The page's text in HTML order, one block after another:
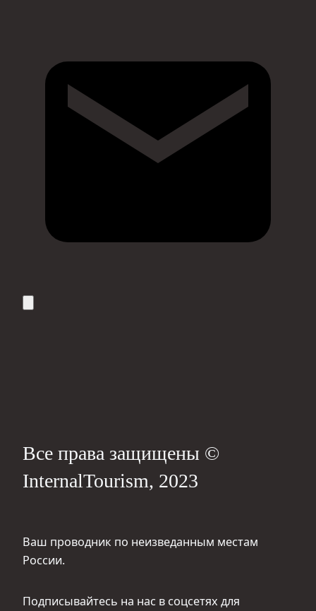
Все права защищены ©
InternalTourism, 2023
Ваш проводник по неизведанным местам
России.
Подписывайтесь на нас в соцсетях для